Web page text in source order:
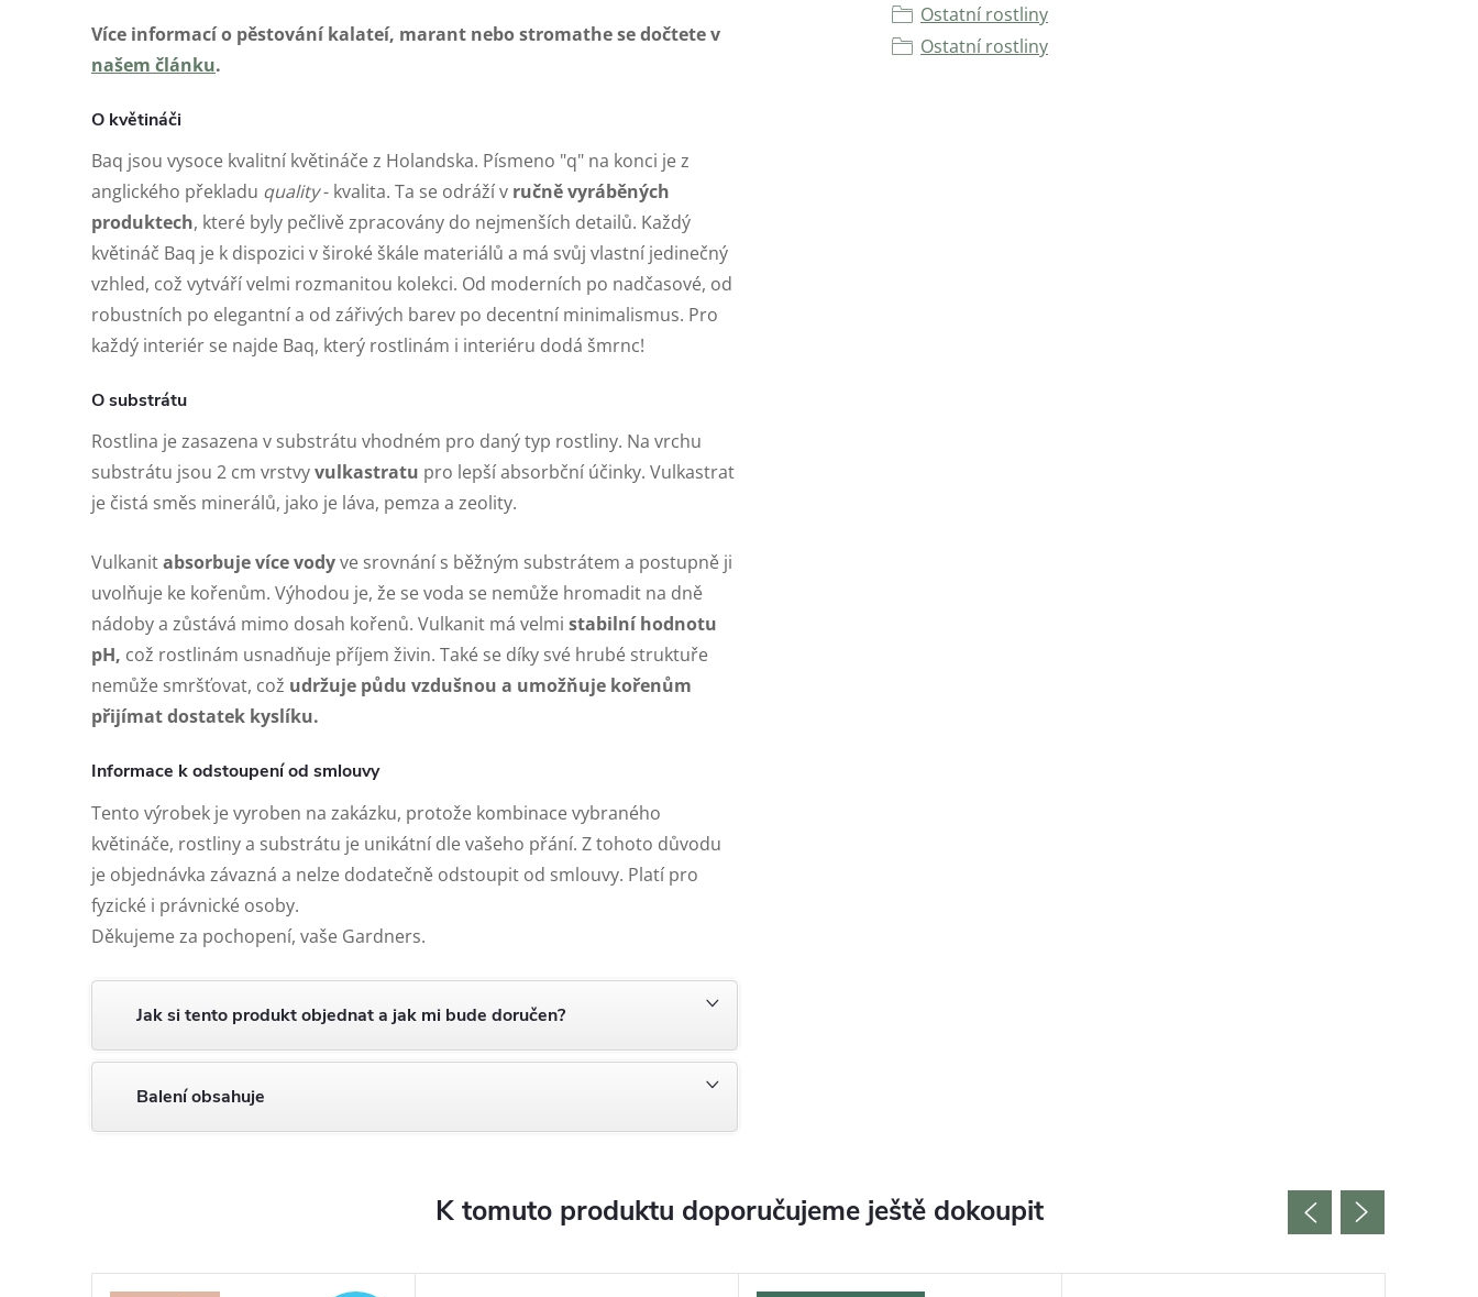
Více informací o pěstování kalateí, marant nebo stromathe se dočtete v
našem článku.
O květináči
Baq jsou vysoce kvalitní květináče z Holandska. Písmeno "q" na konci je z
anglického překladu quality- kvalita. Ta se odráží v ručně vyráběných
produktech, které byly pečlivě zpracovány do nejmenších detailů. Každý
květináč Baq je k dispozici v široké škále materiálů a má svůj vlastní jedinečný
vzhled, což vytváří velmi rozmanitou kolekci. Od moderních po nadčasové, od
robustních po elegantní a od zářivých barev po decentní minimalismus. Pro
každý interiér se najde Baq, který rostlinám i interiéru dodá šmrnc!
O substrátu
Rostlina je zasazena v substrátu vhodném pro daný typ rostliny. Na vrchu
substrátu jsou 2 cm vrstvyvulkastratu pro lepší absorbční účinky. Vulkastrat
je čistá směs minerálů, jako je láva, pemza a zeolity.
Vulkanitabsorbuje více vodyve srovnání s běžným substrátem a postupně ji
uvolňuje ke kořenům. Výhodou je, že se voda se nemůže hromadit na dně
nádoby a zůstává mimo dosah kořenů. Vulkanit má velmi stabilní hodnotu
pH, což rostlinám usnadňuje příjem živin. Také se díky své hrubé struktuře
nemůže smršťovat, což udržuje půdu vzdušnou a umožňuje kořenům
přijímat dostatek kyslíku.
Informace k odstoupení od smlouvy
Tento výrobek je vyroben na zakázku, protože kombinace vybraného
květináče, rostliny a substrátu je unikátní dle vašeho přání. Z tohoto důvodu
je objednávka závazná a nelze dodatečně odstoupit od smlouvy. Platí pro
fyzické i právnické osoby.
Děkujeme za pochopení, vaše Gardners.
Jak si tento produkt objednat a jak mi bude doručen?
Balení obsahuje
Ostatní rostliny
Ostatní rostliny
K tomuto produktu doporučujeme ještě dokoupit